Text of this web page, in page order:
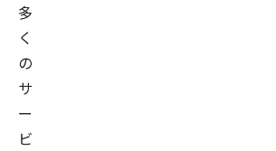
多
く
の
サ
ー
ビ